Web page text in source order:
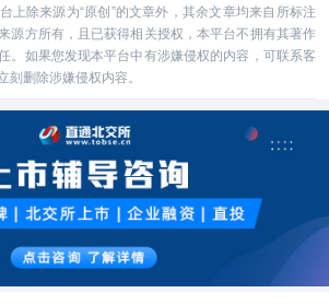
上除来源为“原创”的文章外，其余文章均来自所标注
源方所有，且已获得相关授权，本平台不拥有其著作
。如果您发现本平台中有涉嫌侵权的内容，可联系客
删除涉嫌侵权内容。